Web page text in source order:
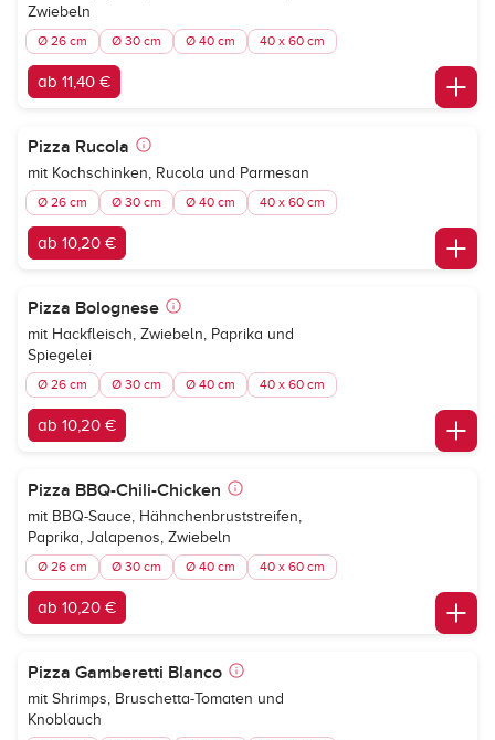
Zwiebeln
Ø 26 cm Ø 30 cm Ø 40 cm 40 x 60 cm
ab 11,40 €
Pizza Rucola
mit Kochschinken, Rucola und Parmesan
Ø 26 cm Ø 30 cm Ø 40 cm 40 x 60 cm
ab 10,20 €
Pizza Bolognese
mit Hackfleisch, Zwiebeln, Paprika und
Spiegelei
Ø 26 cm Ø 30 cm Ø 40 cm 40 x 60 cm
ab 10,20 €
Pizza BBQ-Chili-Chicken
mit BBQ-Sauce, Hähnchenbruststreifen,
Paprika, Jalapenos, Zwiebeln
Ø 26 cm Ø 30 cm Ø 40 cm 40 x 60 cm
ab 10,20 €
Pizza Gamberetti Blanco
mit Shrimps, Bruschetta-Tomaten und
Knoblauch